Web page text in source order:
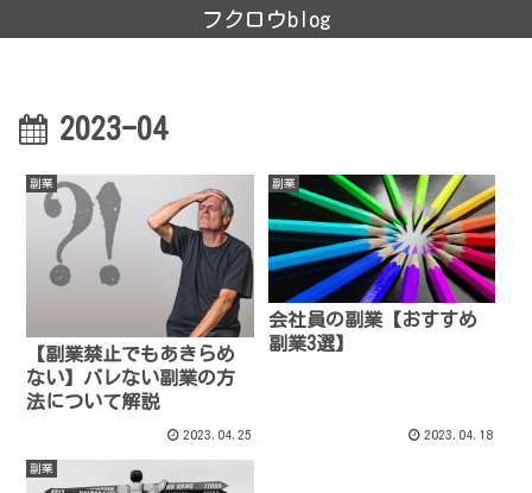
フクロウblog
2023-04
副業
【副業禁止でもあきらめ
ない】バレない副業の方
法について解説
2023.04.25
副業
会社員の副業【おすすめ
副業3選】
2023.04.18
副業